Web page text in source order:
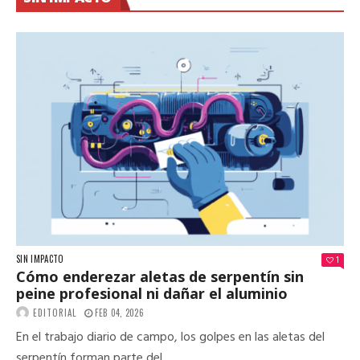
SIN IMPACTO 1
Cómo enderezar aletas de serpentín sin
peine profesional ni dañar el aluminio
EDITORIAL FEB 04, 2026
En el trabajo diario de campo, los golpes en las aletas del